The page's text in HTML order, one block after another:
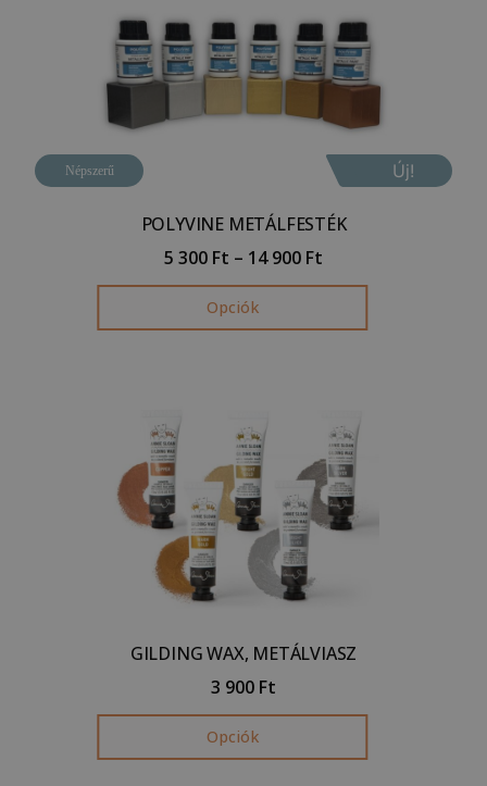
Népszerű Új!
POLYVINE METÁLFESTÉK
5 300 Ft – 14 900 Ft
Opciók
GILDING WAX, METÁLVIASZ
3 900 Ft
Opciók